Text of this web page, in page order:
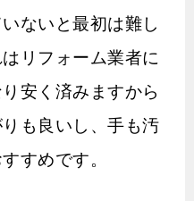
ないと最初は難し
リフォーム業者に
安く済みますから
も良いし、手も汚
すめです。